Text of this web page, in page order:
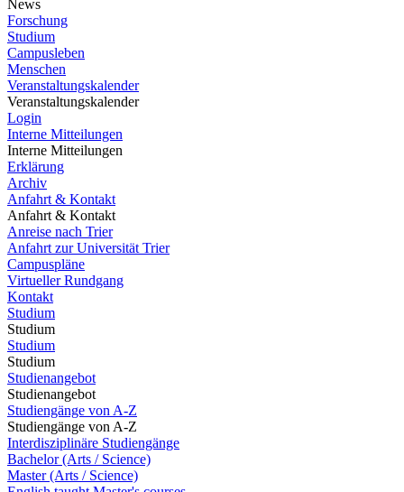
News
Forschung
Studium
Campusleben
Menschen
Veranstaltungskalender
Veranstaltungskalender
Login
Interne Mitteilungen
Interne Mitteilungen
Erklärung
Archiv
Anfahrt & Kontakt
Anfahrt & Kontakt
Anreise nach Trier
Anfahrt zur Universität Trier
Campuspläne
Virtueller Rundgang
Kontakt
Studium
Studium
Studium
Studium
Studienangebot
Studienangebot
Studiengänge von A-Z
Studiengänge von A-Z
Interdisziplinäre Studiengänge
Bachelor (Arts / Science)
Master (Arts / Science)